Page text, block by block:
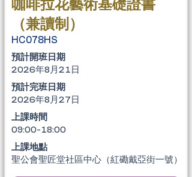
咖啡拉花藝術基礎證書
（兼讀制）
HC078HS
​預計開班日期
2026年8月21日
​預計完班日期
2026年8月27日
上課時間
09:00-18:00
上課地點
聖公會聖匠堂社區中心（紅磡戴亞街一號）